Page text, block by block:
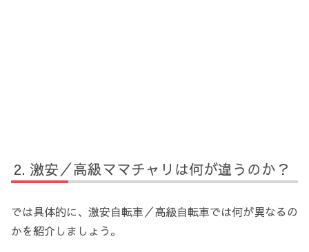
激安／高級ママチャリは何が違うのか？
では具体的に、激安自転車／高級自転車では何が異なるの
かを紹介しましょう。